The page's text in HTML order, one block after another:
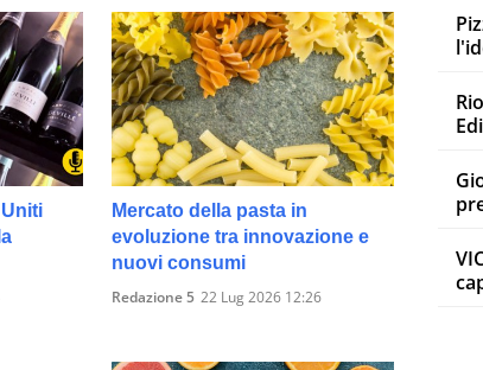
Mercato della pasta in
evoluzione tra innovazione e
nuovi consumi
Redazione 5 22 Lug 2026 12:26